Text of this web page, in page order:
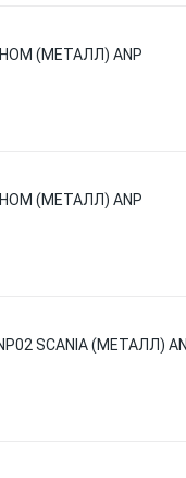
(МЕТАЛЛ) ANP
(МЕТАЛЛ) ANP
SCANIA (МЕТАЛЛ)